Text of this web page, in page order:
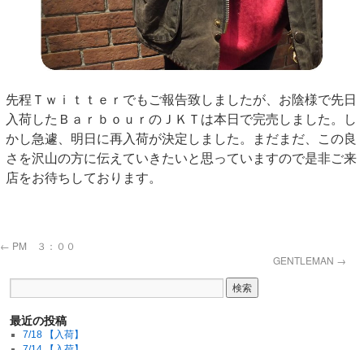
先程Ｔｗｉｔｔｅｒでもご報告致しましたが、お陰様で先日
入荷したＢａｒｂｏｕｒのＪＫＴは本日で完売しました。し
かし急遽、明日に再入荷が決定しました。まだまだ、この良
さを沢山の方に伝えていきたいと思っていますので是非ご来
店をお待ちしております。
← PM ３：００
GENTLEMAN →
最近の投稿
7/18 【入荷】